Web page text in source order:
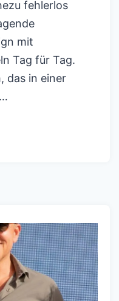
fehlerlos
mit
Tag für Tag.
das in einer